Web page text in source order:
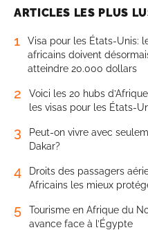
ARTICLES LES PLUS
1
Visa pour les États-Unis:
africains doivent
atteindre 20.000 dollars
2
Voici les 20 hubs
les visas pour les États-
3
Peut-on vivre avec
Dakar?
4
Droits des passagers
Africains les mieux
5
Tourisme en Afrique du
avance face à l’Égypte